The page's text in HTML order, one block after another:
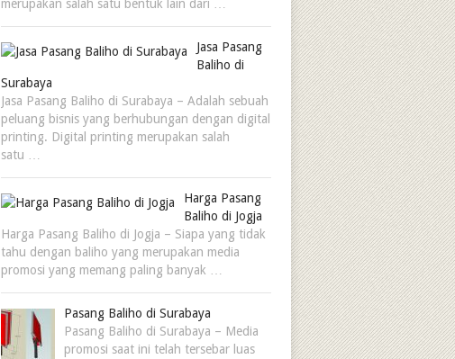
merupakan salah satu bentuk lain dari …
Jasa Pasang
Baliho di
Surabaya
Jasa Pasang Baliho di Surabaya – Adalah sebuah
peluang bisnis yang berhubungan dengan digital
printing. Digital printing merupakan salah
satu …
Harga Pasang
Baliho di Jogja
Harga Pasang Baliho di Jogja – Siapa yang tidak
tahu dengan baliho yang merupakan media
promosi yang memang paling banyak …
Pasang Baliho di Surabaya
Pasang Baliho di Surabaya – Media
promosi saat ini telah tersebar luas